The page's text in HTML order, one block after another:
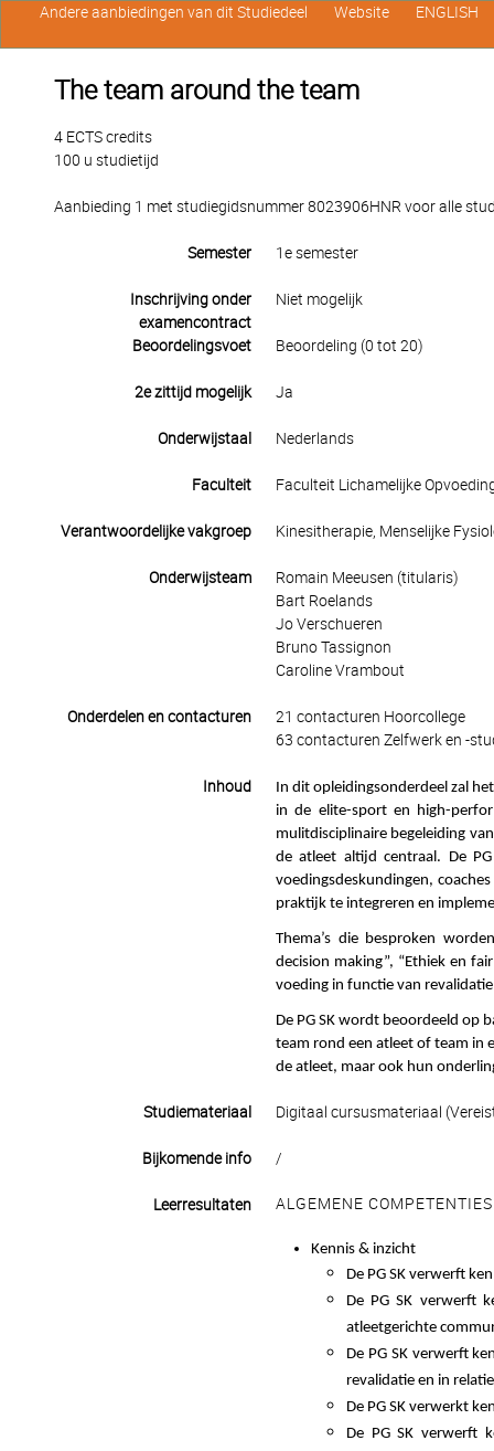
The team around the team
4 ECTS credits
100 u studietijd
Aanbieding 1 met studiegidsnummer 8023906HNR voor alle
Semester 1e semester
Inschrijving onder
examencontract
Niet mogelijk
Beoordelingsvoet Beoordeling (0 tot 20)
2e zittijd mogelijk Ja
Onderwijstaal Nederlands
Faculteit Faculteit Lichamelijke
Verantwoordelijke vakgroep Kinesitherapie, Menselijke
Onderwijsteam
Romain Meeusen (titularis)
Bart Roelands
Jo Verschueren
Bruno Tassignon
Caroline Vrambout
Onderdelen en contacturen
21 contacturen Hoorcollege
63 contacturen Zelfwerk en -
Inhoud
In dit opleidingsonderdeel zal
in de elite-sport en high-
mulitdisciplinaire begeleiding
de atleet altijd centraal. De
voedingsdeskundingen,
praktijk te integreren en
Thema’s die besproken
decision making”, “Ethiek en
voeding in functie van
De PG SK wordt beoordeeld op
team rond een atleet of team in
de atleet, maar ook hun
Studiemateriaal Digitaal cursusmateriaal
Bijkomende info /
Leerresultaten ALGEMENE COMPETENTIES
Kennis & inzicht
De PG SK verwerft
De PG SK verwerft
atleetgerichte
De PG SK verwerft
revalidatie en in
De PG SK verwerkt
De PG SK verwerft
Andere aanbiedingen van dit Studiedeel Website ENGLISH